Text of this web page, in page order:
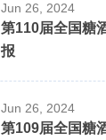
Jun 26, 2024
第110届全国糖
报
Jun 26, 2024
第109届全国